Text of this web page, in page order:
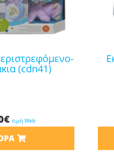
(cdn41)
€ τιμή Web
εκπαιδευτικό επιτραπέζιο